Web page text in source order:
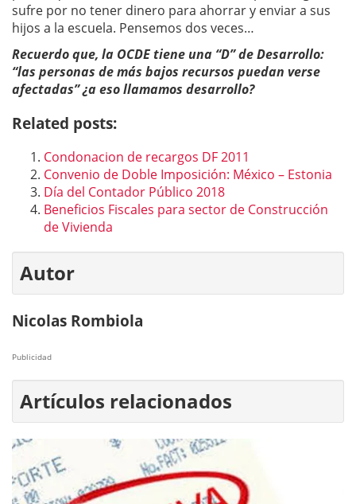
sufre por no tener dinero para ahorrar y enviar a sus
hijos a la escuela. Pensemos dos veces…
Recuerdo que, la OCDE tiene una “D” de Desarrollo:
“las personas de más bajos recursos puedan verse
afectadas” ¿a eso llamamos desarrollo?
Related posts:
Condonacion de recargos DF 2011
Convenio de Doble Imposición: México – Estonia
Día del Contador Público 2018
Beneficios Fiscales para sector de Construcción
de Vivienda
Autor
Nicolas Rombiola
Publicidad
Artículos relacionados